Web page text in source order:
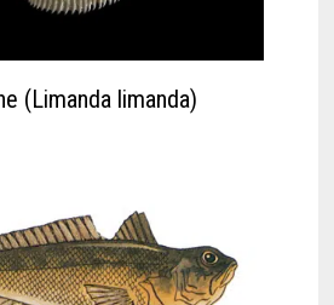
(Limanda limanda)